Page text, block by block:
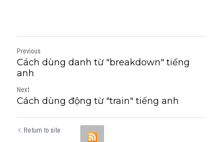
Previous
Cách dùng danh từ "breakdown" tiếng
anh
Next
Cách dùng động từ "train" tiếng anh
Return to site